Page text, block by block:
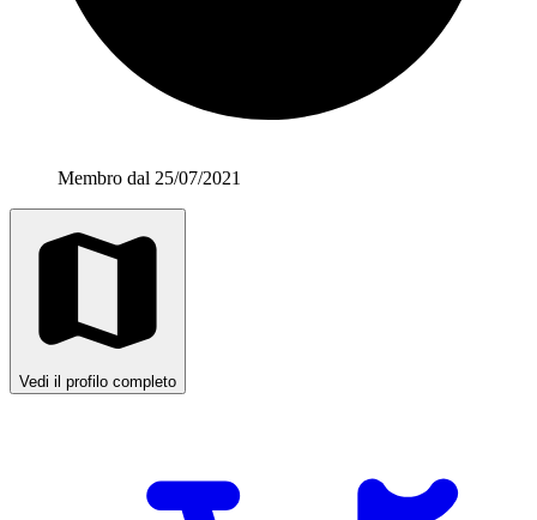
Membro dal 25/07/2021
Vedi il profilo completo